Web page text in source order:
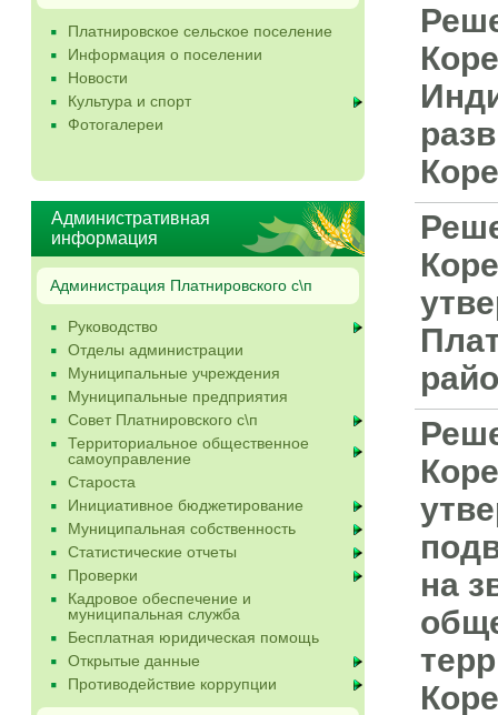
Платнировское сельское поселение
Информация о поселении
Новости
Культура и спорт
Фотогалереи
Административная
информация
Администрация Платнировского с\п
Руководство
Отделы администрации
Муниципальные учреждения
Муниципальные предприятия
Совет Платнировского с\п
Территориальное общественное
самоуправление
Староста
Инициативное бюджетирование
Муниципальная собственность
Статистические отчеты
Проверки
Кадровое обеспечение и
муниципальная служба
Бесплатная юридическая помощь
Открытые данные
Противодействие коррупции
на